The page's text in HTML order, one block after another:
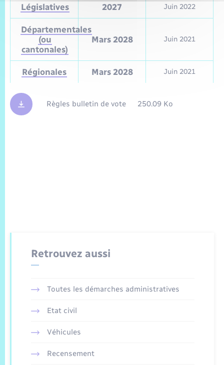
Législatives 2027 Juin 2022
Départementales
(ou
cantonales)
Mars 2028 Juin 2021
Régionales Mars 2028 Juin 2021
Règles bulletin de vote 250.09 Ko
Retrouvez aussi
Toutes les démarches administratives
Etat civil
Véhicules
Recensement